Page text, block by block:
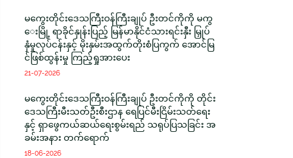
မကွေးတိုင်းဒေသကြီးဝန်ကြီးချုပ် ဦးတင်ကိုကို မကွ
ေးမြို့ ရာခိုင်နှုန်းပြည့် မြန်မာနိုင်ငံသားရင်းနှီး မြှုပ်
နှံမှုလုပ်ငန်းနှင့် မိုးနှမ်းအထွက်တိုးစံပြကွက် အောင်မြ
င်ဖြစ်ထွန်းမှု ကြည့်ရှုအားပေး
21-07-2026
မကွေးတိုင်းဒေသကြီးဝန်ကြီးချုပ် ဦးတင်ကိုကို တိုင်း
ဒေသကြီးမီးသတ်ဦးစီးဌာန ရေပြင်မီးငြိမ်းသတ်ရေး
နှင့် ရှာဖွေကယ်ဆယ်ရေးစွမ်းရည် သရုပ်ပြသခြင်း အ
ခမ်းအနား တက်ရောက်
18-06-2026